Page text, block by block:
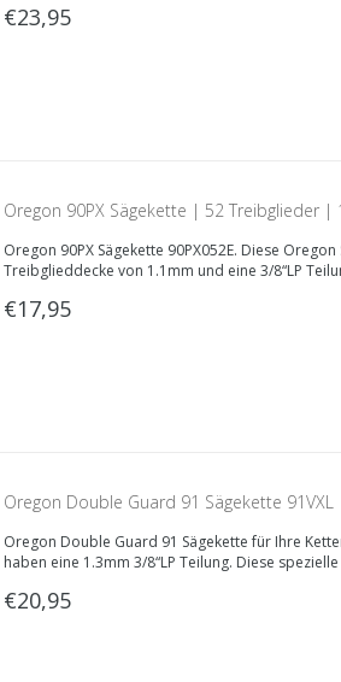
€23,95
Oregon 90PX Sägekette | 52 Treibglieder
Oregon 90PX Sägekette 90PX052E. Diese
Treibglieddecke von 1.1mm und eine 3/8“LP
€17,95
Oregon Double Guard 91 Sägekette
Treibglieder
Oregon Double Guard 91 Sägekette für Ihre
haben eine 1.3mm 3/8“LP Teilung. Diese
€20,95